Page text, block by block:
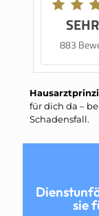
883
für dich da –
Schadensfall.
sie